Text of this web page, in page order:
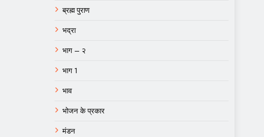
ब्रह्म पुराण
भद्रा
भाग – २
भाग 1
भाव
भोजन के प्रकार
मंडन